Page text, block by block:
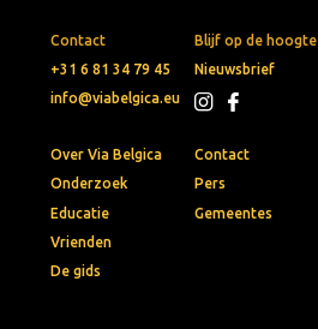
Contact
+31 6 81 34 79 45
info@viabelgica.eu
Blijf op de hoogte
Nieuwsbrief
Over Via Belgica
Onderzoek
Educatie
Vrienden
De gids
Contact
Pers
Gemeentes